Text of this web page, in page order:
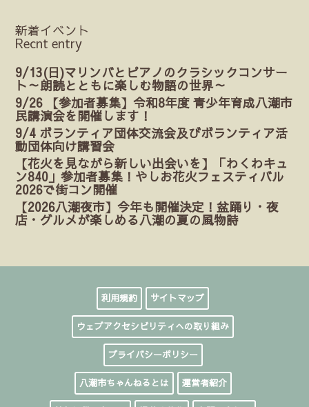
新着イベント
Recnt entry
9/13(日)マリンバとピアノのクラシックコンサー
ト～朗読とともに楽しむ物語の世界～
9/26 【参加者募集】令和8年度 青少年育成八潮市
民講演会を開催します！
9/4 ボランティア団体交流会及びボランティア活
動団体向け講習会
【花火を見ながら新しい出会いを】「わくわキュ
ン840」参加者募集！やしお花火フェスティバル
2026で街コン開催
【2026八潮夜市】今年も開催決定！盆踊り・夜
店・グルメが楽しめる八潮の夏の風物詩
利用規約 サイトマップ
ウェブアクセシビリティへの取り組み
プライバシーポリシー
八潮市ちゃんねるとは 運営者紹介